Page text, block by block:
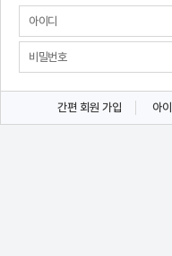
간편 회원 가입 아